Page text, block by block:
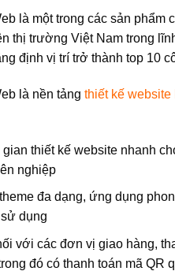
là một trong các sản phẩm
thị trường Việt Nam trong
định vị trí trở thành top 10
là nền tảng thiết kế website
thiết kế website nhanh
nghiệp
đa dạng, ứng dụng
dụng
với các đơn vị giao hàng,
đó có thanh toán mã